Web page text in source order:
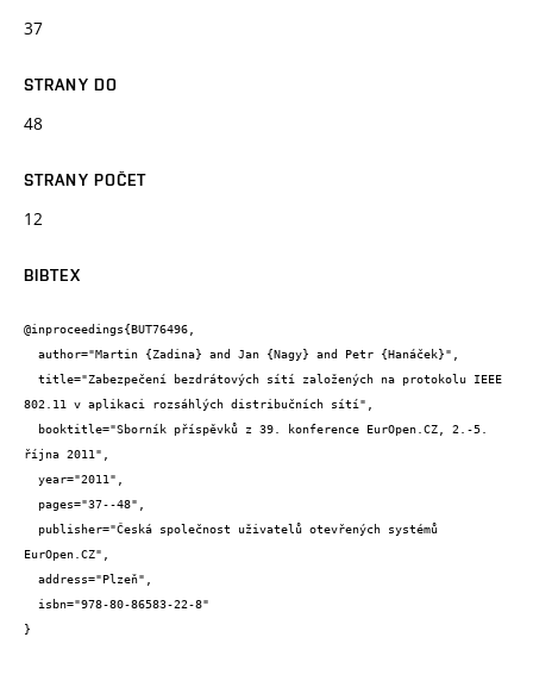
37
STRANY DO
48
STRANY POČET
12
BIBTEX
@inproceedings{BUT76496,
802.11 v aplikaci rozsáhlých distribučních sítí",
října 2011",
EurOpen.CZ",
}